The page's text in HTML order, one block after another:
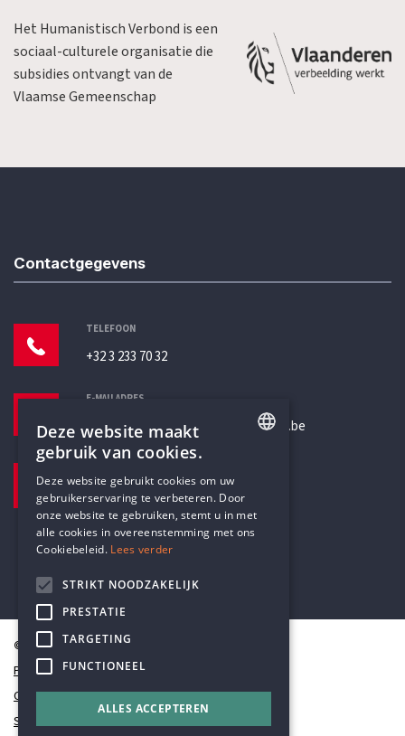
Het Humanistisch Verbond is een
sociaal-culturele organisatie die
subsidies ontvangt van de
Vlaamse Gemeenschap
Contactgegevens
TELEFOON
+32 3 233 70 32
E-MAILADRES
secretariaat@humanistischverbond.be
Pottenbrug 4
Antwerpen, 2000
© Humanistisch Verbond 2026
Privacy
Cookiestatement
Sitemap
DUTCH
Deze website maakt
gebruik van cookies.
Deze website gebruikt cookies om uw
gebruikerservaring te verbeteren. Door
onze website te gebruiken, stemt u in met
alle cookies in overeenstemming met ons
Cookiebeleid. Lees verder
STRIKT NOODZAKELIJK
PRESTATIE
TARGETING
FUNCTIONEEL
ALLES ACCEPTEREN